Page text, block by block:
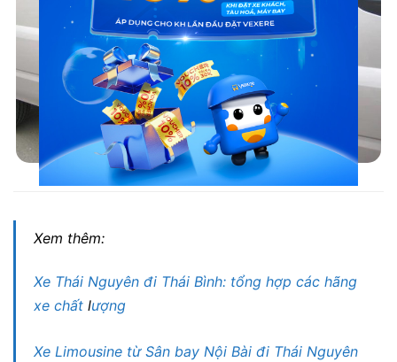
Nội thất xe Thanh Tùng (Thái Nguyên)
Xem thêm:
Xe Thái Nguyên đi Thái Bình: tổng hợp các hãng
xe chất lượng
Xe Limousine từ Sân bay Nội Bài đi Thái Nguyên